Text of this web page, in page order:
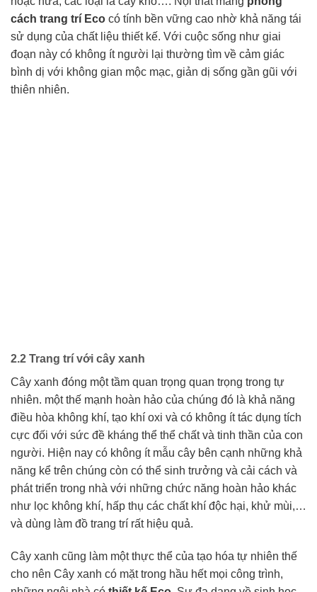
cách trang trí Eco có tính bền vững cao nhờ khả năng tái
sử dụng của chất liệu thiết kế. Với cuộc sống như giai
đoạn này có không ít người lại thường tìm về cảm giác
bình dị với không gian mộc mạc, giản dị sống gần gũi với
thiên nhiên.
2.2 Trang trí với cây xanh
Cây xanh đóng một tầm quan trọng quan trọng trong tự
nhiên. một thế mạnh hoàn hảo của chúng đó là khả năng
điều hòa không khí, tạo khí oxi và có không ít tác dụng tích
cực đối với sức đề kháng thể thể chất và tinh thần của con
người. Hiện nay có không ít mẫu cây bên cạnh những khả
năng kể trên chúng còn có thể sinh trưởng và cải cách và
phát triển trong nhà với những chức năng hoàn hảo khác
như lọc không khí, hấp thụ các chất khí độc hại, khử mùi,…
và dùng làm đồ trang trí rất hiệu quả.
Cây xanh cũng làm một thực thể của tạo hóa tự nhiên thế
cho nên Cây xanh có mặt trong hầu hết mọi công trình,